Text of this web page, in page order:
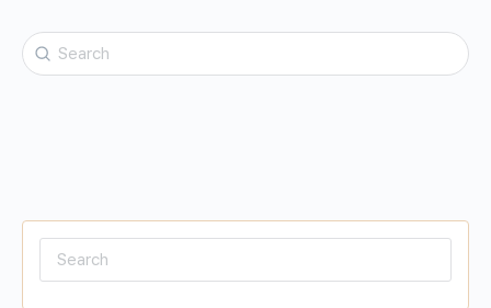
Search
for:
Search